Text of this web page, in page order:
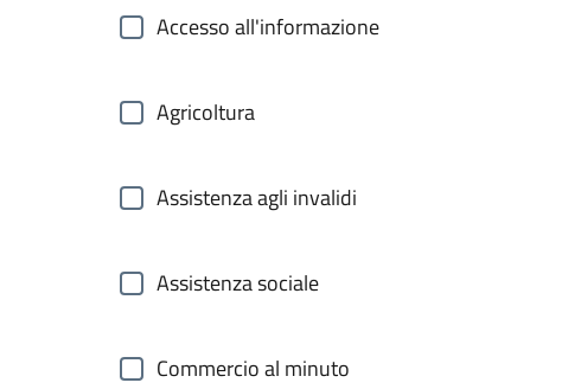
Accesso all'informazione
Agricoltura
Assistenza agli invalidi
Assistenza sociale
Commercio al minuto